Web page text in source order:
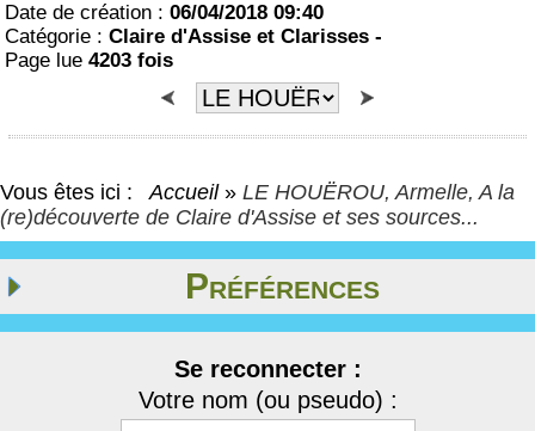
Date de création : 06/04/2018 09:40
Catégorie : Claire d'Assise et Clarisses -
Page lue 4203 fois
Vous êtes ici : Accueil » LE HOUËROU, Armelle, A la
(re)découverte de Claire d'Assise et ses sources...
Préférences
Se reconnecter :
Votre nom (ou pseudo) :